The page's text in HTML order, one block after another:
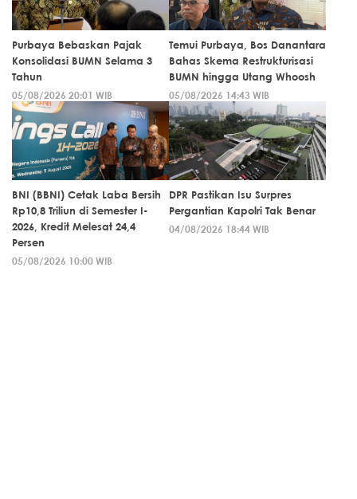
Purbaya Bebaskan Pajak
Konsolidasi BUMN Selama 3
Tahun
05/08/2026 20:01 WIB
Temui Purbaya, Bos Danantara
Bahas Skema Restrukturisasi
BUMN hingga Utang Whoosh
05/08/2026 14:43 WIB
BNI (BBNI) Cetak Laba Bersih
Rp10,8 Triliun di Semester I-
2026, Kredit Melesat 24,4
Persen
05/08/2026 10:00 WIB
DPR Pastikan Isu Surpres
Pergantian Kapolri Tak Benar
04/08/2026 18:44 WIB